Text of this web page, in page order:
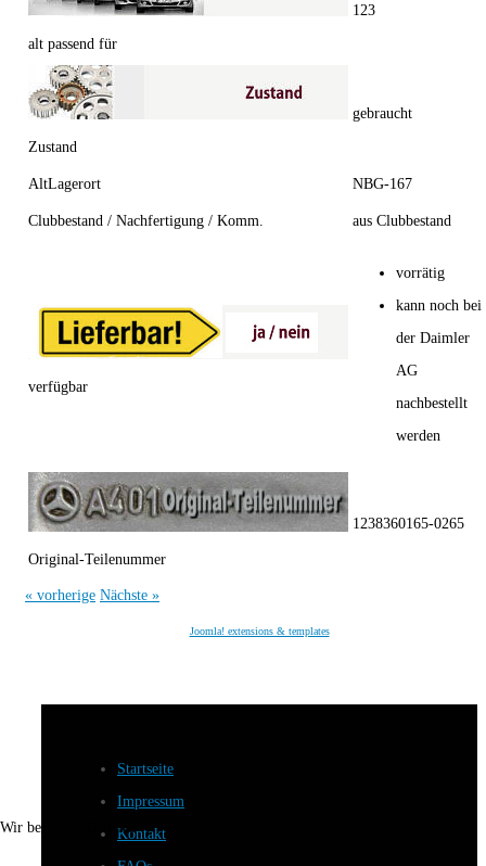
alt passend für
123
Zustand
gebraucht
AltLagerort NBG-167
Clubbestand / Nachfertigung / Komm. aus Clubbestand
verfügbar
vorrätig
kann noch bei
der Daimler
AG
nachbestellt
werden
Original-Teilenummer
1238360165-0265
« vorherige Nächste »
Joomla! extensions & templates
Startseite
Impressum
Kontakt
Wir benutzen Cookies